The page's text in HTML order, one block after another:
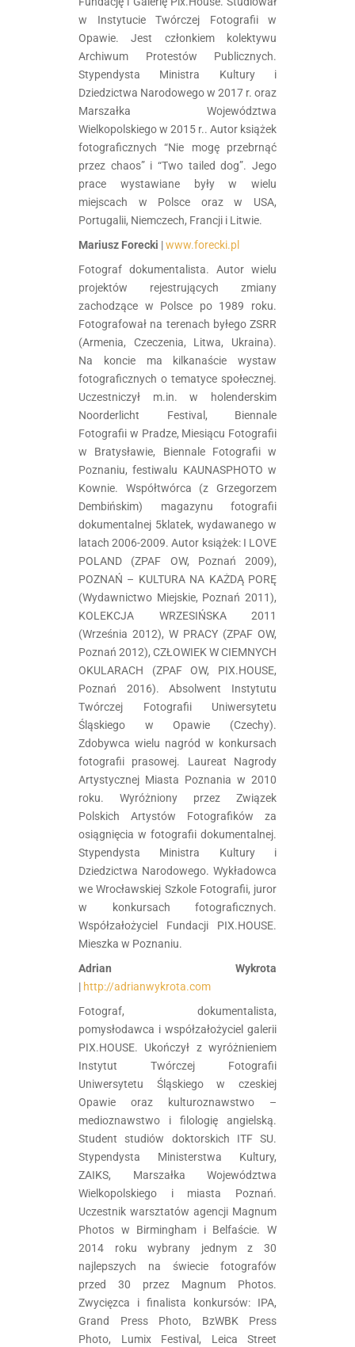
w Instytucie Twórczej Fotografii w
Opawie. Jest członkiem kolektywu
Archiwum Protestów Publicznych.
Stypendysta Ministra Kultury i
Dziedzictwa Narodowego w 2017 r. oraz
Marszałka Województwa
Wielkopolskiego w 2015 r.. Autor książek
fotograficznych “Nie mogę przebrnąć
przez chaos” i “Two tailed dog”. Jego
prace wystawiane były w wielu
miejscach w Polsce oraz w USA,
Portugalii, Niemczech, Francji i Litwie.
Mariusz Forecki |www.forecki.pl
Fotograf dokumentalista. Autor wielu
projektów rejestrujących zmiany
zachodzące w Polsce po 1989 roku.
Fotografował na terenach byłego ZSRR
(Armenia, Czeczenia, Litwa, Ukraina).
Na koncie ma kilkanaście wystaw
fotograficznych o tematyce społecznej.
Uczestniczył m.in. w holenderskim
Noorderlicht Festival, Biennale
Fotografii w Pradze, Miesiącu Fotografii
w Bratysławie, Biennale Fotografii w
Poznaniu, festiwalu KAUNASPHOTO w
Kownie. Współtwórca (z Grzegorzem
Dembińskim) magazynu fotografii
dokumentalnej 5klatek, wydawanego w
latach 2006-2009. Autor książek: I LOVE
POLAND (ZPAF OW, Poznań 2009),
POZNAŃ – KULTURA NA KAŻDĄ PORĘ
(Wydawnictwo Miejskie, Poznań 2011),
KOLEKCJA WRZESIŃSKA 2011
(Września 2012), W PRACY (ZPAF OW,
Poznań 2012), CZŁOWIEK W CIEMNYCH
OKULARACH (ZPAF OW, PIX.HOUSE,
Poznań 2016). Absolwent Instytutu
Twórczej Fotografii Uniwersytetu
Śląskiego w Opawie (Czechy).
Zdobywca wielu nagród w konkursach
fotografii prasowej. Laureat Nagrody
Artystycznej Miasta Poznania w 2010
roku. Wyróżniony przez Związek
Polskich Artystów Fotografików za
osiągnięcia w fotografii dokumentalnej.
Stypendysta Ministra Kultury i
Dziedzictwa Narodowego. Wykładowca
we Wrocławskiej Szkole Fotografii, juror
w konkursach fotograficznych.
Współzałożyciel Fundacji PIX.HOUSE.
Mieszka w Poznaniu.
Adrian Wykrota
| http://adrianwykrota.com
Fotograf, dokumentalista,
pomysłodawca i współzałożyciel galerii
PIX.HOUSE. Ukończył z wyróżnieniem
Instytut Twórczej Fotografii
Uniwersytetu Śląskiego w czeskiej
Opawie oraz kulturoznawstwo –
medioznawstwo i filologię angielską.
Student studiów doktorskich ITF SU.
Stypendysta Ministerstwa Kultury,
ZAIKS, Marszałka Województwa
Wielkopolskiego i miasta Poznań.
Uczestnik warsztatów agencji Magnum
Photos w Birmingham i Belfaście. W
2014 roku wybrany jednym z 30
najlepszych na świecie fotografów
przed 30 przez Magnum Photos.
Zwycięzca i finalista konkursów: IPA,
Grand Press Photo, BzWBK Press
Photo, Lumix Festival, Leica Street